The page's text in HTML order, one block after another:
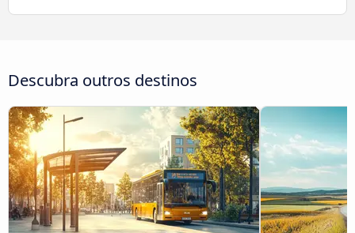
Descubra outros destinos